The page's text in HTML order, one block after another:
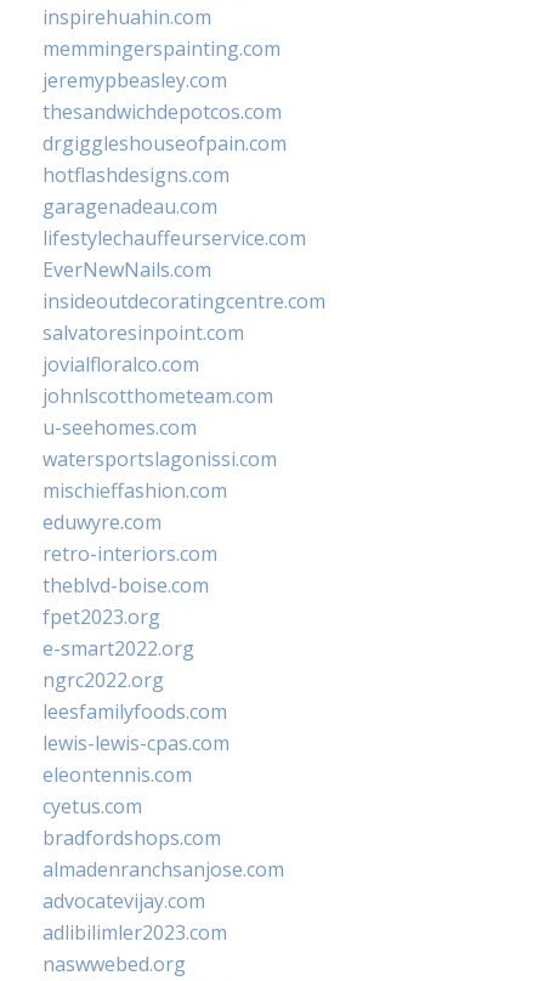
inspirehuahin.com
memmingerspainting.com
jeremypbeasley.com
thesandwichdepotcos.com
drgiggleshouseofpain.com
hotflashdesigns.com
garagenadeau.com
lifestylechauffeurservice.com
EverNewNails.com
insideoutdecoratingcentre.com
salvatoresinpoint.com
jovialfloralco.com
johnlscotthometeam.com
u-seehomes.com
watersportslagonissi.com
mischieffashion.com
eduwyre.com
retro-interiors.com
theblvd-boise.com
fpet2023.org
e-smart2022.org
ngrc2022.org
leesfamilyfoods.com
lewis-lewis-cpas.com
eleontennis.com
cyetus.com
bradfordshops.com
almadenranchsanjose.com
advocatevijay.com
adlibilimler2023.com
naswwebed.org